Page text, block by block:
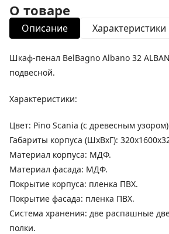
О товаре
Описание Характеристики
Шкаф-пенал BelBagno Albano 32
подвесной.
Характеристики:
Цвет: Pino Scania (с древесным
Габариты корпуса (ШхВхГ):
Материал корпуса: МДФ.
Материал фасада: МДФ.
Покрытие корпуса: пленка ПВХ.
Покрытие фасада: пленка ПВХ.
Система хранения: две распашные
полки.